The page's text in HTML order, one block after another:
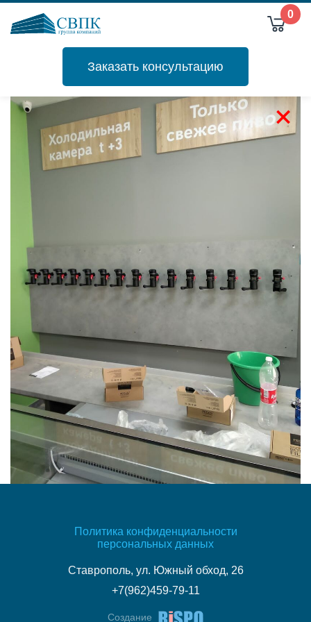
0
Заказать консультацию
+
Политика конфиденциальности
персональных данных
Ставрополь, ул. Южный обход, 26
+7(962)459-79-11
Создание